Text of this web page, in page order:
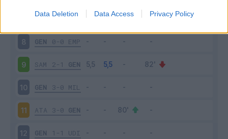
Data Deletion Data Access Privacy Policy
BOL 0-1 GEN
8 GEN 0-0 EMP
9 SAM 2-1 GEN
10 GEN 3-0 MIL
11 ATA 3-0 GEN
12 GEN 1-1 UDI